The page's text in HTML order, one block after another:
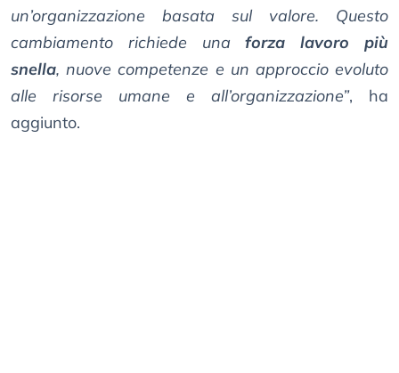
un’organizzazione basata sul valore. Questo
cambiamento richiede unaforza lavoro più
snella, nuove competenze e un approccio evoluto
alle risorse umane e all’organizzazione”, ha
aggiunto.